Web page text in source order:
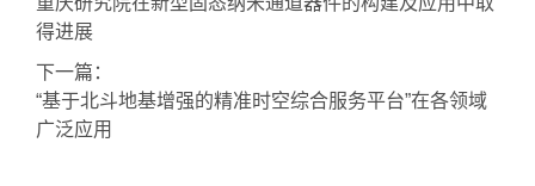
得进展
下一篇：
“基于北斗地基增强的精准时空综合服务平台”在各领域
广泛应用